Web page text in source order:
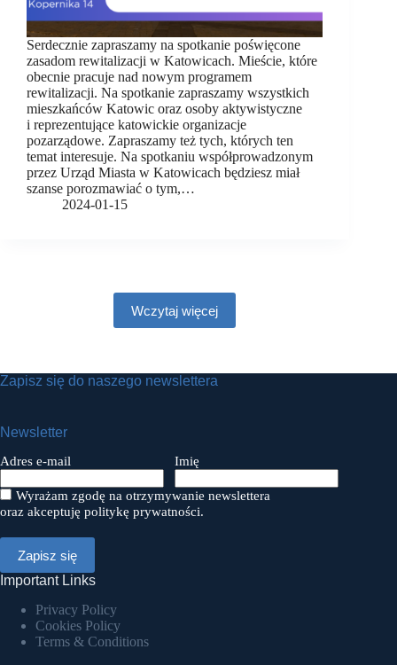
Serdecznie zapraszamy na spotkanie poświęcone
zasadom rewitalizacji w Katowicach. Mieście, które
obecnie pracuje nad nowym programem
rewitalizacji. Na spotkanie zapraszamy wszystkich
mieszkańców Katowic oraz osoby aktywistyczne
i reprezentujące katowickie organizacje
pozarządowe. Zapraszamy też tych, których ten
temat interesuje. Na spotkaniu współprowadzonym
przez Urząd Miasta w Katowicach będziesz miał
szanse porozmawiać o tym,…
2024-01-15
Wczytaj więcej
Zapisz się do naszego newslettera
Newsletter
Adres e-mail Imię
Wyrażam zgodę na otrzymywanie newslettera
oraz akceptuję politykę prywatności.
Important Links
Privacy Policy
Cookies Policy
Terms & Conditions